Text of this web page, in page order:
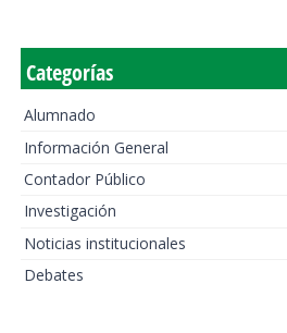
Categorías
Alumnado
Información General
Contador Público
Investigación
Noticias institucionales
Debates